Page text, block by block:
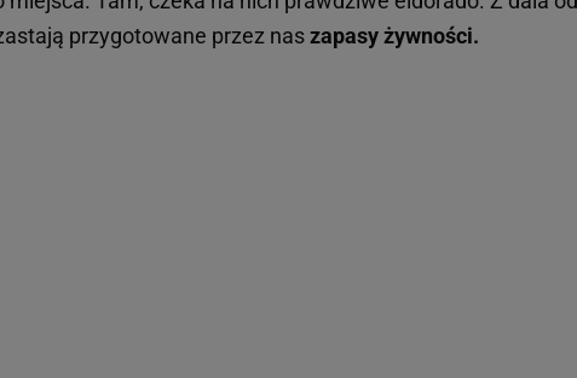
przygotowane przez naszapasy żywności.